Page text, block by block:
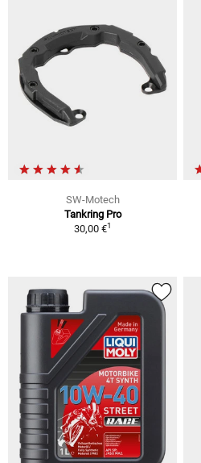
SW-Motech
Tankring Pro
30,00 €1